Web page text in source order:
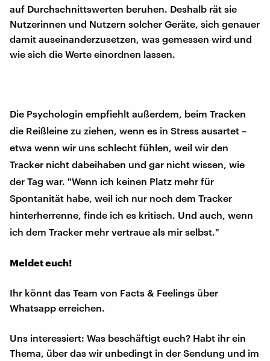
auf Durchschnittswerten beruhen. Deshalb rät sie
Nutzerinnen und Nutzern solcher Geräte, sich genauer
damit auseinanderzusetzen, was gemessen wird und
wie sich die Werte einordnen lassen.
Die Psychologin empfiehlt außerdem, beim Tracken
die Reißleine zu ziehen, wenn es in Stress ausartet –
etwa wenn wir uns schlecht fühlen, weil wir den
Tracker nicht dabeihaben und gar nicht wissen, wie
der Tag war. "Wenn ich keinen Platz mehr für
Spontanität habe, weil ich nur noch dem Tracker
hinterherrenne, finde ich es kritisch. Und auch, wenn
ich dem Tracker mehr vertraue als mir selbst."
Meldet euch!
Ihr könnt das Team von Facts & Feelings über
Whatsapp erreichen.
Uns interessiert: Was beschäftigt euch? Habt ihr ein
Thema, über das wir unbedingt in der Sendung und im